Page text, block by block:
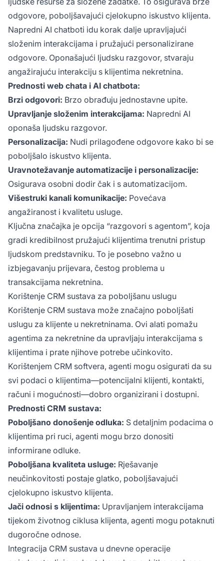
odgovore, poboljšavajući cjelokupno iskustvo klijenta.
Napredni AI chatboti idu korak dalje upravljajući
složenim interakcijama i pružajući personalizirane
odgovore. Oponašajući ljudsku razgovor, stvaraju
angažirajuću interakciju s klijentima nekretnina.
Prednosti web chata i AI chatbota:
Brzi odgovori: Brzo obrađuju jednostavne upite.
Upravljanje složenim interakcijama: Napredni AI
oponaša ljudsku razgovor.
Personalizacija: Nudi prilagođene odgovore kako bi se
poboljšalo iskustvo klijenta.
Uravnotežavanje automatizacije i personalizacije:
Osigurava osobni dodir čak i s automatizacijom.
Višestruki kanali komunikacije: Povećava
angažiranost i kvalitetu usluge.
Ključna značajka je opcija “razgovori s agentom”, koja
gradi kredibilnost pružajući klijentima trenutni pristup
ljudskom predstavniku. To je posebno važno u
izbjegavanju prijevara, čestog problema u
transakcijama nekretnina.
Korištenje CRM sustava za poboljšanu uslugu
Korištenje CRM sustava može značajno poboljšati
uslugu za klijente u nekretninama. Ovi alati pomažu
agentima za nekretnine da upravljaju interakcijama s
klijentima i prate njihove potrebe učinkovito.
Korištenjem CRM softvera, agenti mogu osigurati da su
svi podaci o klijentima—potencijalni klijenti, kontakti,
računi i mogućnosti—dobro organizirani i dostupni.
Prednosti CRM sustava:
Poboljšano donošenje odluka: S detaljnim podacima o
klijentima pri ruci, agenti mogu brzo donositi
informirane odluke.
Poboljšana kvaliteta usluge: Rješavanje
neučinkovitosti postaje glatko, poboljšavajući
cjelokupno iskustvo klijenta.
Jači odnosi s klijentima: Upravljanjem interakcijama
tijekom životnog ciklusa klijenta, agenti mogu potaknuti
dugoročne odnose.
Integracija CRM sustava u dnevne operacije